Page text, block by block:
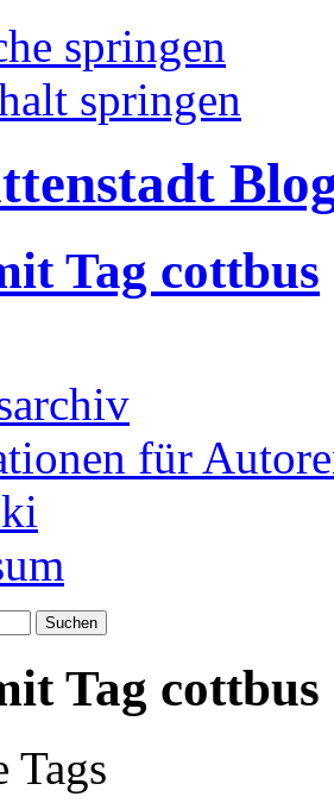
springen
springen
Tag cottbus
für
Tag cottbus
Tags